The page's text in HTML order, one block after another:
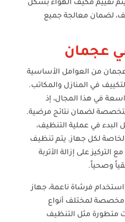
تقييم مكيف الهواء بشكل
لضمان معالجة جميع
عجمان
من العوامل الأساسية
في المنازل والمكاتب.
في هذا المجال، إذ
لضمان نتائج مرضية.
البدء في عملية التنظيف،
لكل جهاز. يتم تنظيف
التركيز على إزالة الأتربة
وصحياً.
فرشاة ناعمة، جهاز
مخصصة لمختلف أنواع
متطورة مثل التنظيف